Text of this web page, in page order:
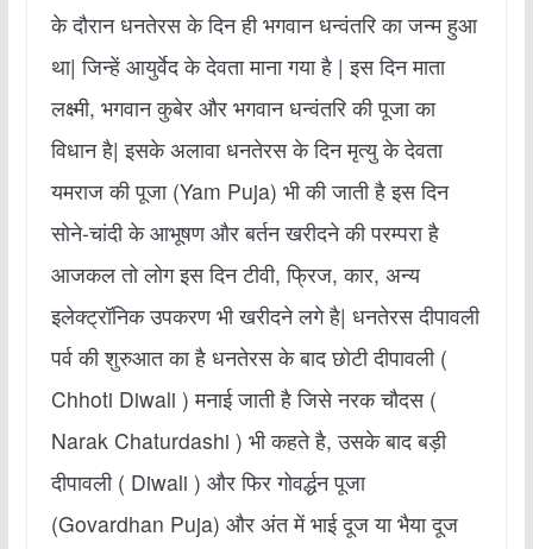
के दौरान धनतेरस के दिन ही भगवान धन्‍वंतरि का जन्‍म हुआ
था| जिन्हें आयुर्वेद के देवता माना गया है | इस दिन माता
लक्ष्‍मी, भगवान कुबेर और भगवान धन्‍वंतरि की पूजा का
विधान है| इसके अलावा धनतेरस के दिन मृत्‍यु के देवता
यमराज की पूजा (Yam Puja) भी की जाती है इस दिन
सोने-चांदी के आभूषण और बर्तन खरीदने की परम्परा है
आजकल तो लोग इस दिन टीवी, फ्रिज, कार, अन्य
इलेक्ट्रॉनिक उपकरण भी खरीदने लगे है| धनतेरस दीपावली
पर्व की शुरुआत का है धनतेरस के बाद छोटी दीपावली (
Chhoti Diwali ) मनाई जाती है जिसे नरक चौदस (
Narak Chaturdashi ) भी कहते है, उसके बाद बड़ी
दीपावली ( Diwali ) और फिर गोवर्द्धन पूजा
(Govardhan Puja) और अंत में भाई दूज या भैया दूज